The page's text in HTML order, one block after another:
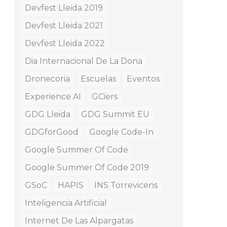
Devfest Lleida 2019
Devfest Lleida 2021
Devfest Lleida 2022
Dia Internacional De La Dona
Dronecoria
Escuelas
Eventos
Experience AI
GCiers
GDG Lleida
GDG Summit EU
GDGforGood
Google Code-In
Google Summer Of Code
Google Summer Of Code 2019
GSoC
HAPIS
INS Torrevicens
Inteligencia Artificial
Internet De Las Alpargatas